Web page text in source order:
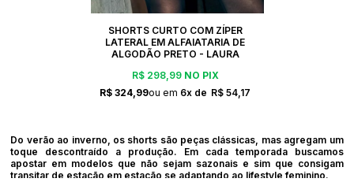
SHORTS CURTO COM ZÍPER
LATERAL EM ALFAIATARIA DE
ALGODÃO PRETO - LAURA
R$ 298,99NO PIX
R$ 324,99
6x R$ 54,17
Do verão ao inverno, os shorts são peças clássicas, mas agregam um
toque descontraído a produção. Em cada temporada buscamos
apostar em modelos que não sejam sazonais e sim que consigam
transitar de estação em estação se adaptando ao lifestyle feminino.